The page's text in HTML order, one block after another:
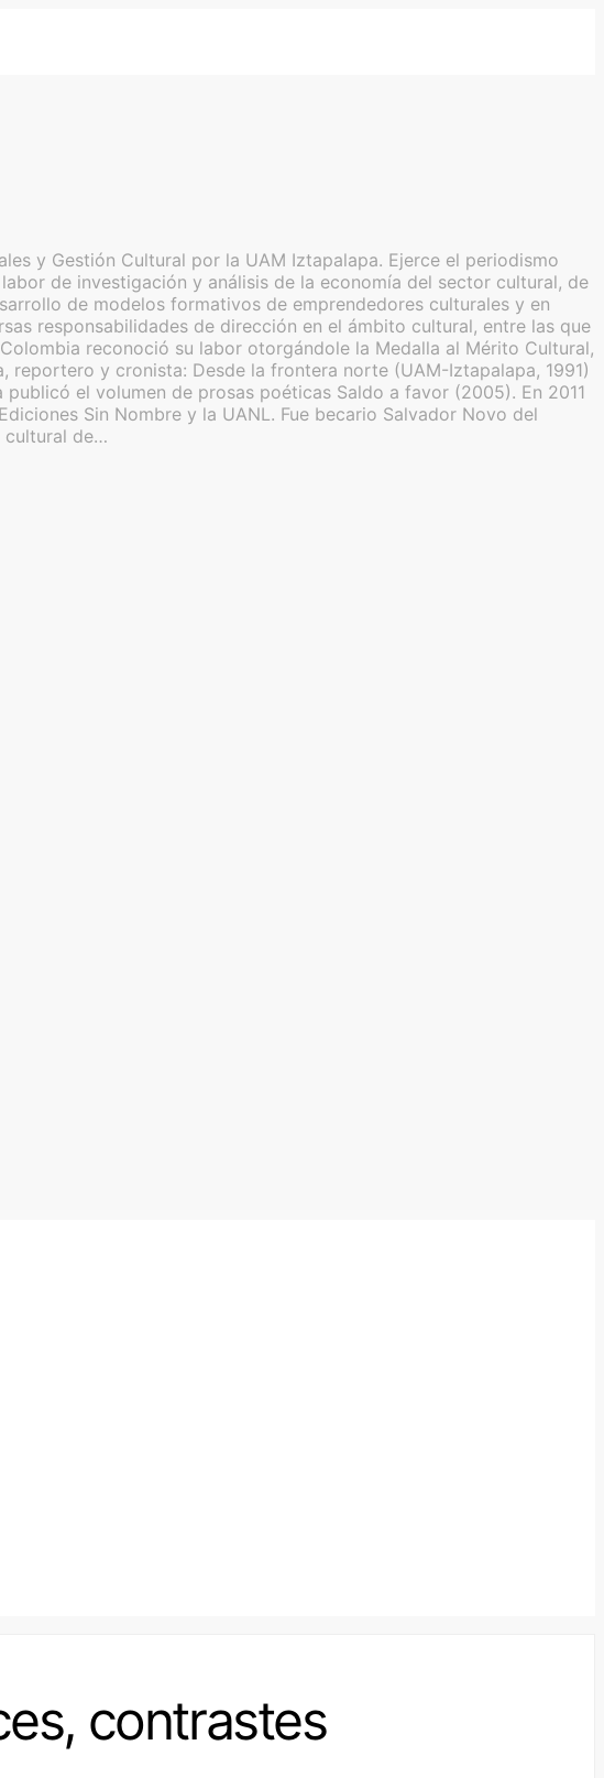
y Gestión Cultural por la UAM Iztapalapa. Ejerce el periodismo
de investigación y análisis de la economía del sector cultural, de
de modelos formativos de emprendedores culturales y en
responsabilidades de dirección en el ámbito cultural, entre las que
reconoció su labor otorgándole la Medalla al Mérito Cultural,
reportero y cronista: Desde la frontera norte (UAM-Iztapalapa, 1991)
el volumen de prosas poéticas Saldo a favor (2005). En 2011
Sin Nombre y la UANL. Fue becario Salvador Novo del
cultural de…
contrastes